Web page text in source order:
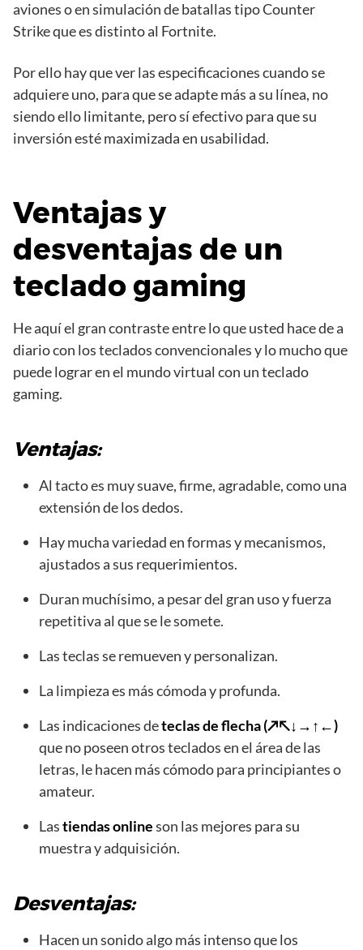
aviones o en simulación de batallas tipo Counter
Strike que es distinto al Fortnite.
Por ello hay que ver las especificaciones cuando se
adquiere uno, para que se adapte más a su línea, no
siendo ello limitante, pero sí efectivo para que su
inversión esté maximizada en usabilidad.
Ventajas y
desventajas de un
teclado gaming
He aquí el gran contraste entre lo que usted hace de a
diario con los teclados convencionales y lo mucho que
puede lograr en el mundo virtual con un teclado
gaming.
Ventajas:
Al tacto es muy suave, firme, agradable, como una
extensión de los dedos.
Hay mucha variedad en formas y mecanismos,
ajustados a sus requerimientos.
Duran muchísimo, a pesar del gran uso y fuerza
repetitiva al que se le somete.
Las teclas se remueven y personalizan.
La limpieza es más cómoda y profunda.
Las indicaciones deteclas de flecha (↗↖↓→↑←)
que no poseen otros teclados en el área de las
letras, le hacen más cómodo para principiantes o
amateur.
Lastiendas onlineson las mejores para su
muestra y adquisición.
Desventajas:
Hacen un sonido algo más intenso que los